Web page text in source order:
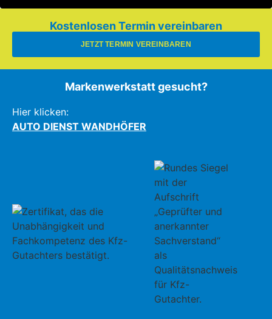
Kostenlosen Termin vereinbaren
JETZT TERMIN VEREINBAREN
Markenwerkstatt gesucht?
Hier klicken:
AUTO DIENST WANDHÖFER